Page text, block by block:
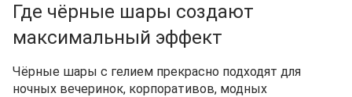
Где чёрные шары создают
максимальный эффект
Чёрные шары с гелием прекрасно подходят для
ночных вечеринок, корпоративов, модных